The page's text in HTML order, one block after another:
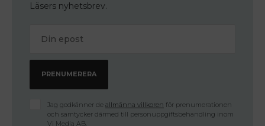
Läsers nyhetsbrev.
Jag godkänner de allmänna villkoren för prenumerationen
och samtycker därmed till personuppgiftsbehandling inom
Vi Media AB.